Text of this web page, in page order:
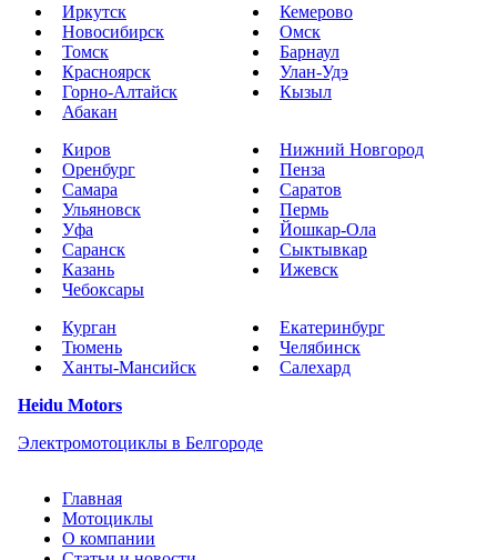
Иркутск
Кемерово
Новосибирск
Омск
Томск
Барнаул
Красноярск
Улан-Удэ
Горно-Алтайск
Кызыл
Абакан
Киров
Нижний Новгород
Оренбург
Пенза
Самара
Саратов
Ульяновск
Пермь
Уфа
Йошкар-Ола
Саранск
Сыктывкар
Казань
Ижевск
Чебоксары
Курган
Екатеринбург
Тюмень
Челябинск
Ханты-Мансийск
Салехард
Heidu Motors
Электромотоциклы в Белгороде
Главная
Мотоциклы
О компании